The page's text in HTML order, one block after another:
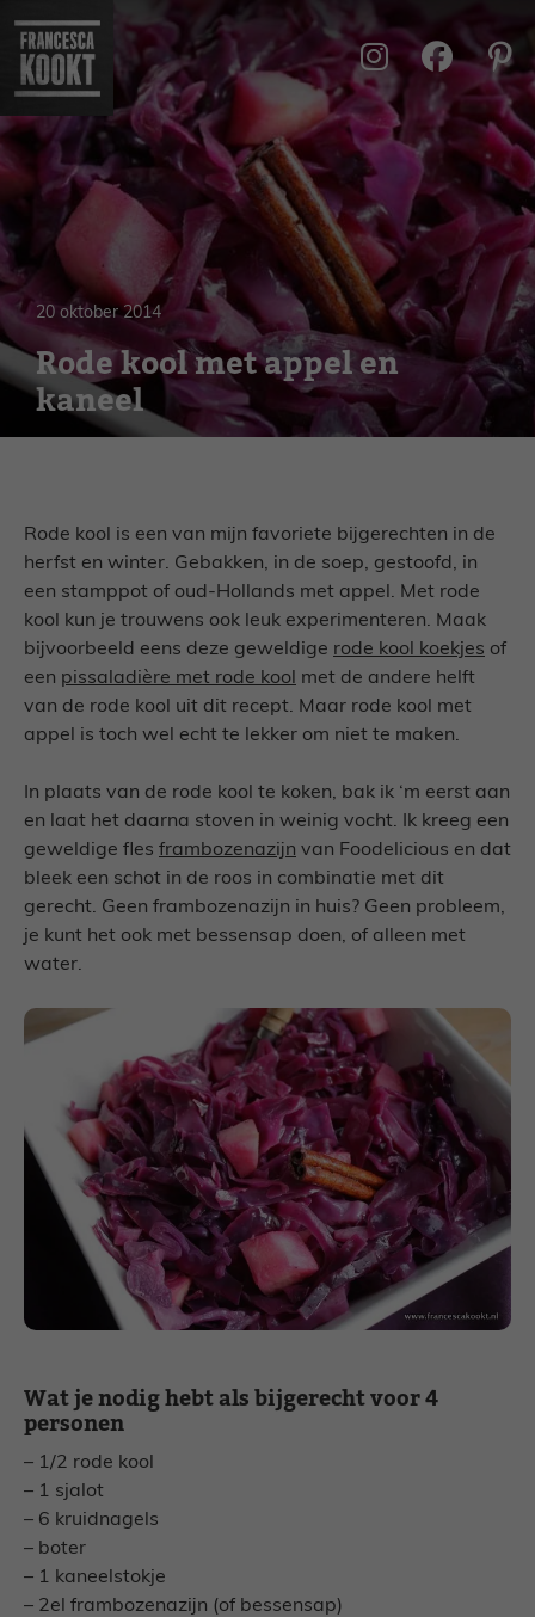
naar
inhoud
20 oktober 2014
Rode kool met appel en
kaneel
Rode kool is een van mijn favoriete bijgerechten in de
herfst en winter. Gebakken, in de soep, gestoofd, in
een stamppot of oud-Hollands met appel. Met rode
kool kun je trouwens ook leuk experimenteren. Maak
bijvoorbeeld eens deze geweldige rode kool koekjes of
een pissaladière met rode kool met de andere helft
van de rode kool uit dit recept. Maar rode kool met
appel is toch wel echt te lekker om niet te maken.
In plaats van de rode kool te koken, bak ik ‘m eerst aan
en laat het daarna stoven in weinig vocht. Ik kreeg een
geweldige fles frambozenazijn van Foodelicious en dat
bleek een schot in de roos in combinatie met dit
gerecht. Geen frambozenazijn in huis? Geen probleem,
je kunt het ook met bessensap doen, of alleen met
water.
Wat je nodig hebt als bijgerecht voor 4
personen
– 1/2 rode kool
– 1 sjalot
– 6 kruidnagels
– boter
– 1 kaneelstokje
– 2el frambozenazijn (of bessensap)